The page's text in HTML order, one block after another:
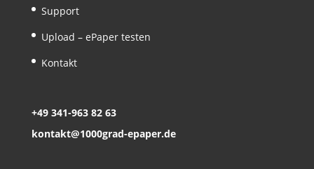
Support
Upload – ePaper testen
Kontakt
+49 341-963 82 63
kontakt@1000grad-epaper.de